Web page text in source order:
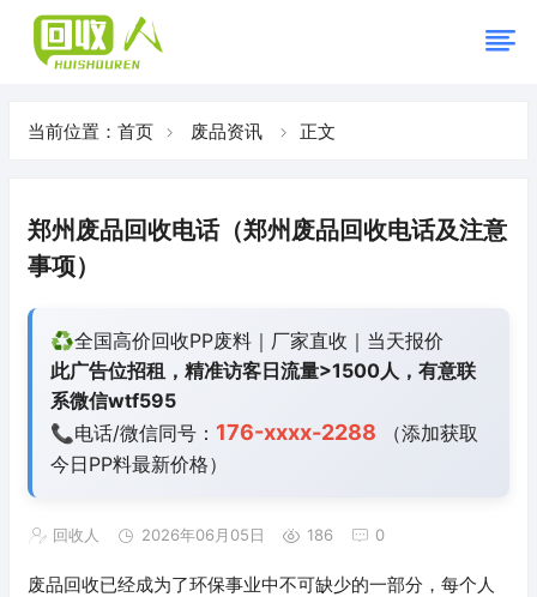
当前位置： 首页 废品资讯 正文
郑州废品回收电话（郑州废品回收电话及注意
事项）
♻️全国高价回收PP废料｜厂家直收｜当天报价
此广告位招租，精准访客日流量>1500人，有意联
系微信wtf595
📞电话/微信同号： 176-xxxx-2288 （添加获取
今日PP料最新价格）
回收人 2026年06月05日 186 0
废品回收已经成为了环保事业中不可缺少的一部分，每个人